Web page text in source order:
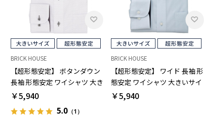
BRICK HOUSE
【超形態安定】 ボタンダウン
長袖 形態安定 ワイシャツ 大き
いサイズ
￥5,940
5.0（1）
BRICK HOUSE
【超形態安定】 ワイド 長袖 形
態安定 ワイシャツ 大きいサイ
ズ
￥5,940